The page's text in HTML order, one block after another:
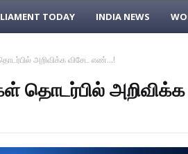
TODAY INDIA NEWS
அறிவிக்க விசேட எண்...!
தொடர்பில்